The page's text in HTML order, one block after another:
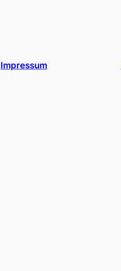
Impressum